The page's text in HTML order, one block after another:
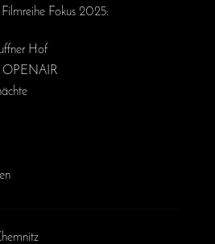
Fokus 2025:
Hof
OPENAIR